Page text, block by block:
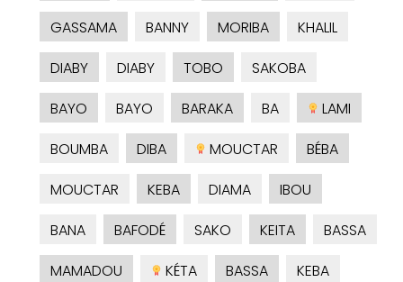
GASSAMA
BANNY MORIBA
KHALIL
DIABY
DIABY TOBO
SAKOBA
BAYO
BAYO BARAKA BA
LAMI
BOUMBA
DIBA MOUCTAR
BÉBA
MOUCTAR
KEBA DIAMA
IBOU
BANA
BAFODÉ SAKO KEITA
BASSA
MAMADOU
KÉTA BASSA
KEBA